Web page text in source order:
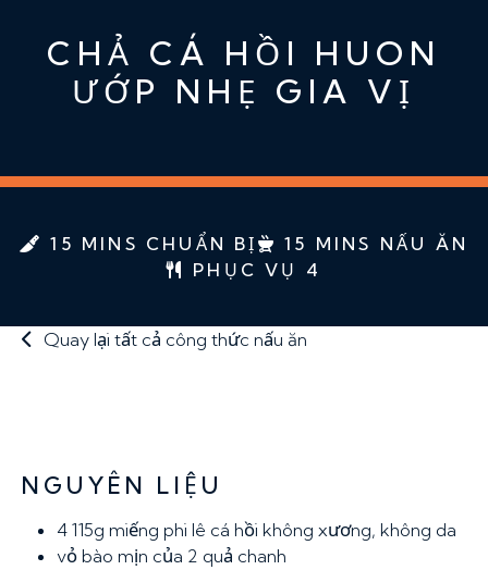
CHẢ CÁ HỒI HUON
ƯỚP NHẸ GIA VỊ
15 MINS CHUẨN BỊ
15 MINS NẤU ĂN
PHỤC VỤ 4
Quay lại tất cả công thức nấu ăn
NGUYÊN LIỆU
4 115g miếng phi lê cá hồi không xương, không da
vỏ bào mịn của 2 quả chanh